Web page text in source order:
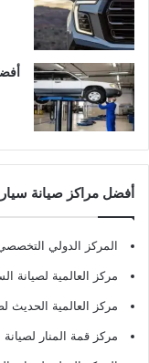
أفضل مراكز صيانة
المركز الدولي
مركز العالمية
مركز العالمية
مركز قمة المنار